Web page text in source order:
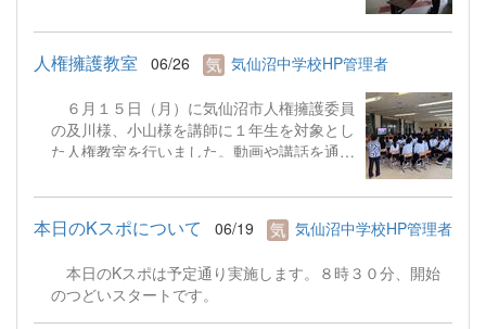
きました。訓練への御協力、ありがとうござ
いました。
人権擁護教室 06/26 気仙沼中学校HP管理者
６月１５日（月）に気仙沼市人権擁護委員
の及川様、小山様を講師に１年生を対象とし
た人権教室を行いました。動画や講話を通し
や個人情報の拡散等を学びました。SNSの正
しい利用については学校でもその都度、指導
していますが、御家庭でもSNSの使い方のル
の未然防止に向けて、御協力をお願いしま
す。
本日のKスポについて 06/19 気仙沼中学校HP管理者
本日のKスポは予定通り実施します。８時３０分、開始
のつどいスタートです。